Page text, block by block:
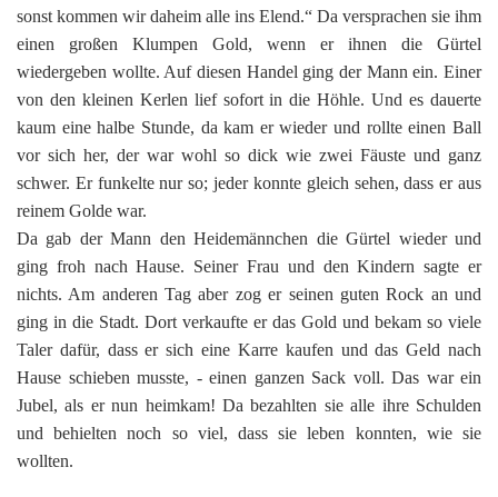
sonst kommen wir daheim alle ins Elend.“ Da versprachen sie ihm
einen großen Klumpen Gold, wenn er ihnen die Gürtel
wiedergeben wollte. Auf diesen Handel ging der Mann ein. Einer
von den kleinen Kerlen lief sofort in die Höhle. Und es dauerte
kaum eine halbe Stunde, da kam er wieder und rollte einen Ball
vor sich her, der war wohl so dick wie zwei Fäuste und ganz
schwer. Er funkelte nur so; jeder konnte gleich sehen, dass er aus
reinem Golde war.
Da gab der Mann den Heidemännchen die Gürtel wieder und
ging froh nach Hause. Seiner Frau und den Kindern sagte er
nichts. Am anderen Tag aber zog er seinen guten Rock an und
ging in die Stadt. Dort verkaufte er das Gold und bekam so viele
Taler dafür, dass er sich eine Karre kaufen und das Geld nach
Hause schieben musste, - einen ganzen Sack voll. Das war ein
Jubel, als er nun heimkam! Da bezahlten sie alle ihre Schulden
und behielten noch so viel, dass sie leben konnten, wie sie
wollten.